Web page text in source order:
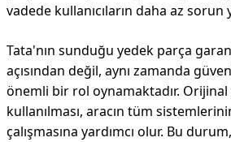
vadede kullanıcıların daha az sorun
Tata'nın sunduğu yedek parça
açısından değil, aynı zamanda
önemli bir rol oynamaktadır. Orijinal
kullanılması, aracın tüm
çalışmasına yardımcı olur. Bu